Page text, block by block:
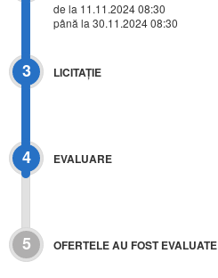
de la 11.11.2024 08:30
până la 30.11.2024 08:30
3 LICITAŢIE
4 EVALUARE
5 OFERTELE AU FOST EVALUATE